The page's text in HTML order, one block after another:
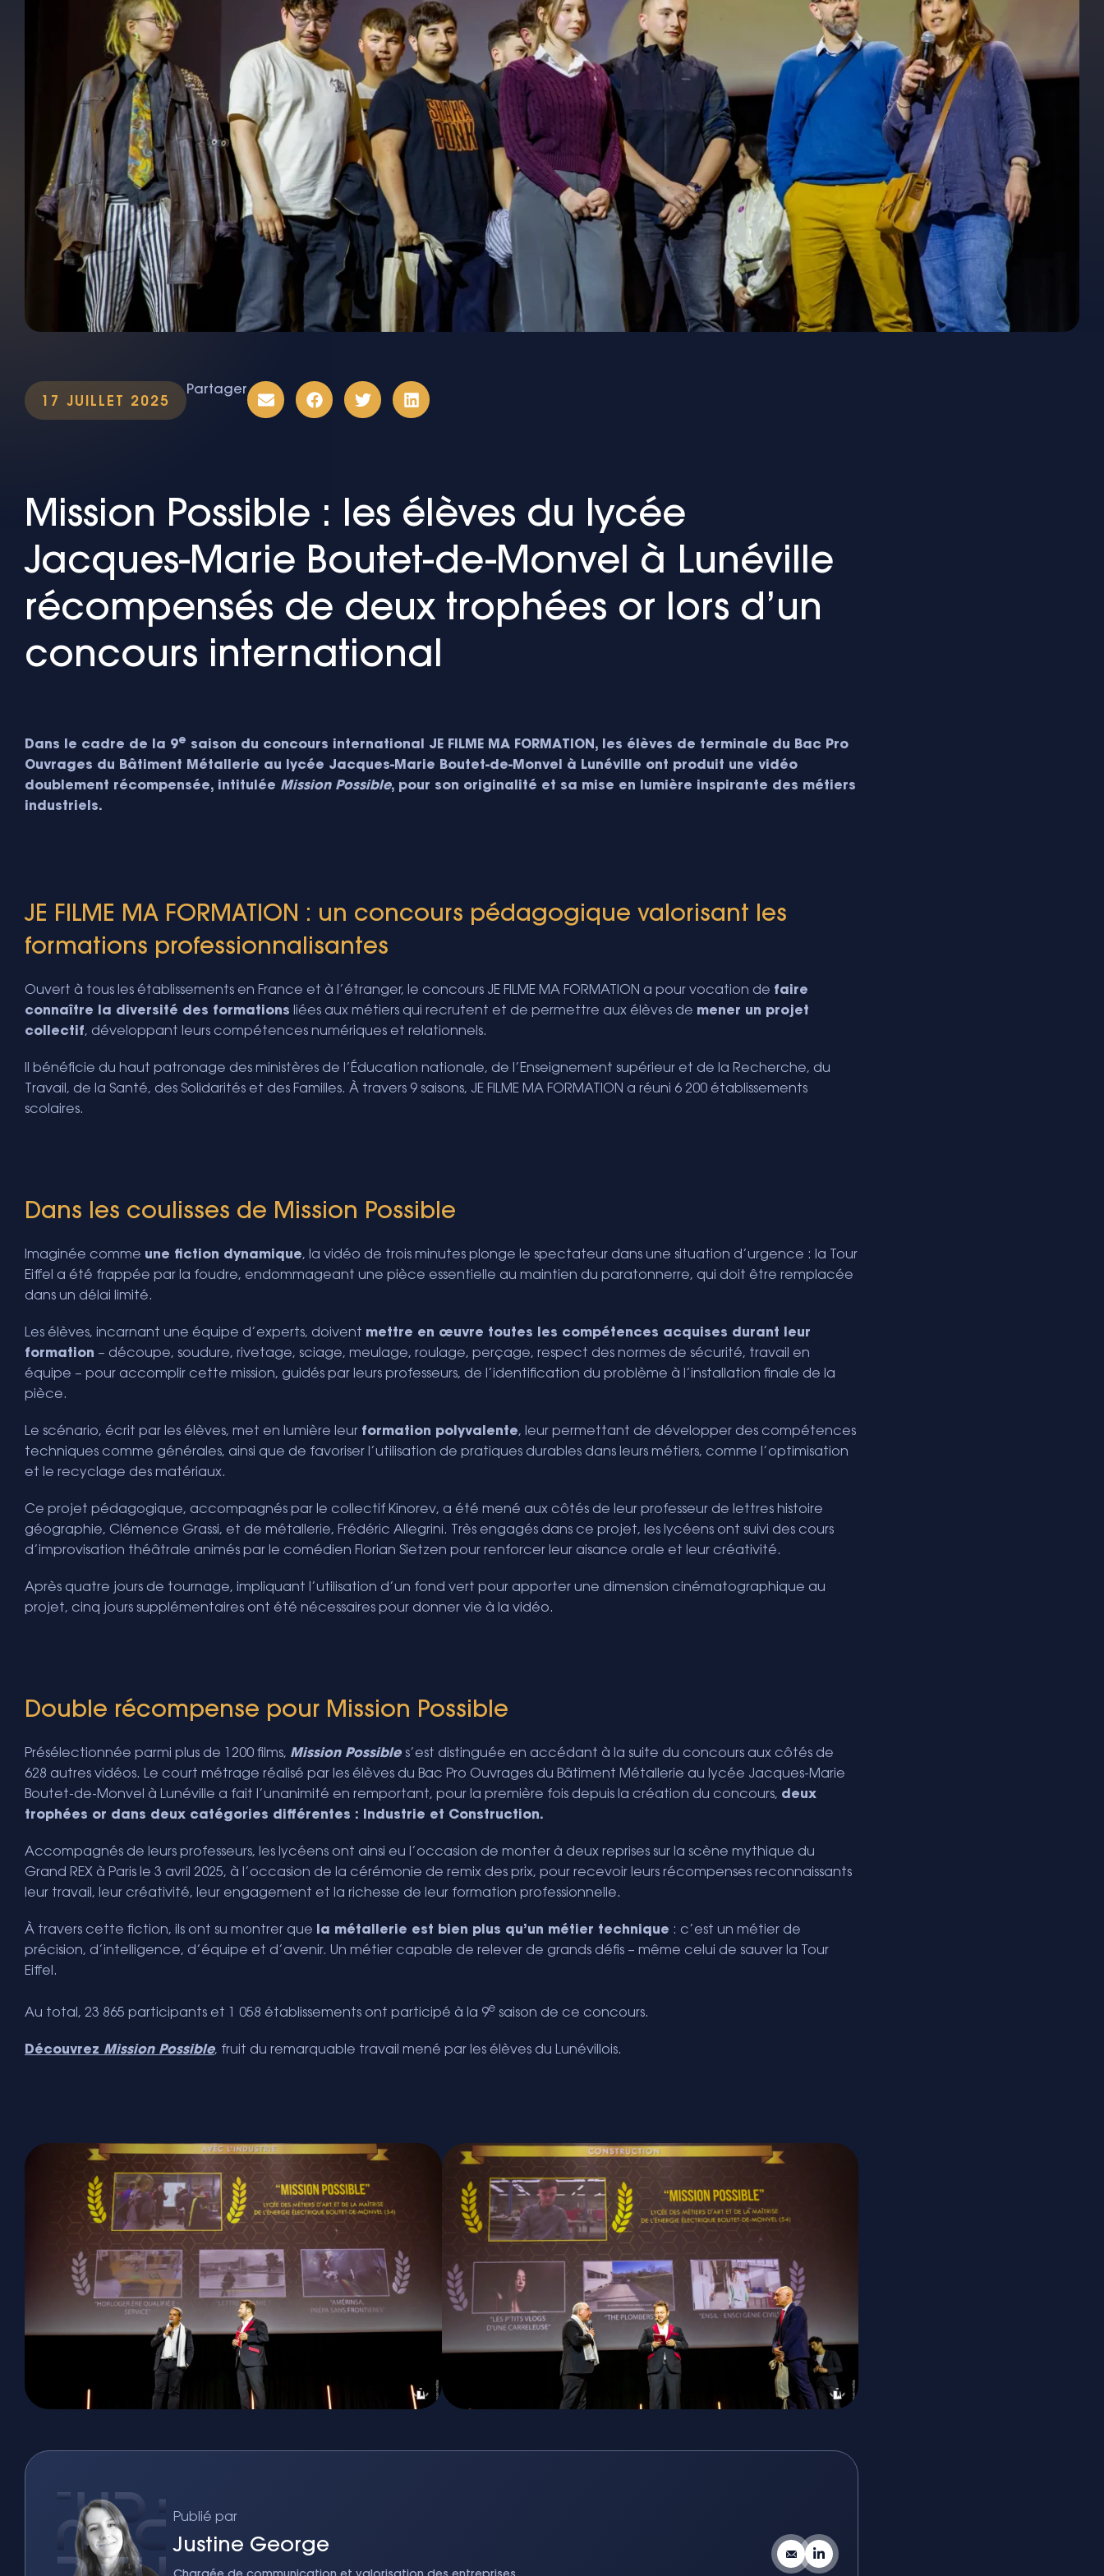
17 JUILLET 2025
Partager
Mission Possible : les élèves du lycée
Jacques-Marie Boutet-de-Monvel à Lunéville
récompensés de deux trophées or lors d’un
concours international
Dans le cadre de la 9e saison du concours international JE FILME MA FORMATION, les élèves de terminale du Bac Pro
Ouvrages du Bâtiment Métallerie au lycée Jacques-Marie Boutet-de-Monvel à Lunéville ont produit une vidéo
doublement récompensée, intitulée Mission Possible, pour son originalité et sa mise en lumière inspirante des métiers
industriels.
JE FILME MA FORMATION : un concours pédagogique valorisant les
formations professionnalisantes
Ouvert à tous les établissements en France et à l’étranger, le concours JE FILME MA FORMATION a pour vocation de faire
connaître la diversité des formations liées aux métiers qui recrutent et de permettre aux élèves de mener un projet
collectif, développant leurs compétences numériques et relationnels.
Il bénéficie du haut patronage des ministères de l’Éducation nationale, de l’Enseignement supérieur et de la Recherche, du
Travail, de la Santé, des Solidarités et des Familles. À travers 9 saisons, JE FILME MA FORMATION a réuni 6 200 établissements
scolaires.
Dans les coulisses de Mission Possible
Imaginée comme une fiction dynamique, la vidéo de trois minutes plonge le spectateur dans une situation d’urgence : la Tour
Eiffel a été frappée par la foudre, endommageant une pièce essentielle au maintien du paratonnerre, qui doit être remplacée
dans un délai limité.
Les élèves, incarnant une équipe d’experts, doivent mettre en œuvre toutes les compétences acquises durant leur
formation – découpe, soudure, rivetage, sciage, meulage, roulage, perçage, respect des normes de sécurité, travail en
équipe – pour accomplir cette mission, guidés par leurs professeurs, de l’identification du problème à l’installation finale de la
pièce.
Le scénario, écrit par les élèves, met en lumière leur formation polyvalente, leur permettant de développer des compétences
techniques comme générales, ainsi que de favoriser l’utilisation de pratiques durables dans leurs métiers, comme l’optimisation
et le recyclage des matériaux.
Ce projet pédagogique, accompagnés par le collectif Kinorev, a été mené aux côtés de leur professeur de lettres histoire
géographie, Clémence Grassi, et de métallerie, Frédéric Allegrini. Très engagés dans ce projet, les lycéens ont suivi des cours
d’improvisation théâtrale animés par le comédien Florian Sietzen pour renforcer leur aisance orale et leur créativité.
Après quatre jours de tournage, impliquant l’utilisation d’un fond vert pour apporter une dimension cinématographique au
projet, cinq jours supplémentaires ont été nécessaires pour donner vie à la vidéo.
Double récompense pour Mission Possible
Présélectionnée parmi plus de 1200 films, Mission Possible s’est distinguée en accédant à la suite du concours aux côtés de
628 autres vidéos. Le court métrage réalisé par les élèves du Bac Pro Ouvrages du Bâtiment Métallerie au lycée Jacques-Marie
Boutet-de-Monvel à Lunéville a fait l’unanimité en remportant, pour la première fois depuis la création du concours, deux
trophées or dans deux catégories différentes : Industrie et Construction.
Accompagnés de leurs professeurs, les lycéens ont ainsi eu l’occasion de monter à deux reprises sur la scène mythique du
Grand REX à Paris le 3 avril 2025, à l’occasion de la cérémonie de remix des prix, pour recevoir leurs récompenses reconnaissants
leur travail, leur créativité, leur engagement et la richesse de leur formation professionnelle.
À travers cette fiction, ils ont su montrer que la métallerie est bien plus qu’un métier technique : c’est un métier de
précision, d’intelligence, d’équipe et d’avenir. Un métier capable de relever de grands défis – même celui de sauver la Tour
Eiffel.
Au total, 23 865 participants et 1 058 établissements ont participé à la 9e saison de ce concours.
Découvrez Mission Possible, fruit du remarquable travail mené par les élèves du Lunévillois.
Publié par
Justine George